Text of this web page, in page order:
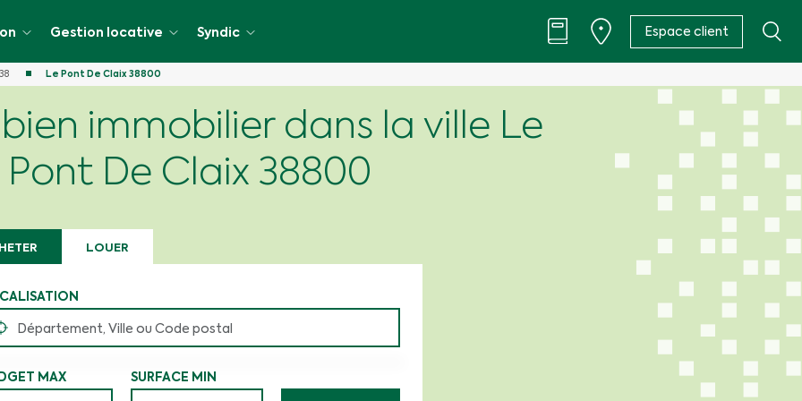
Espace client
Gestion locative Syndic
Le Pont De Claix 38800
immobilier dans la ville Le
Pont De Claix 38800
LOUER
MAX SURFACE MIN